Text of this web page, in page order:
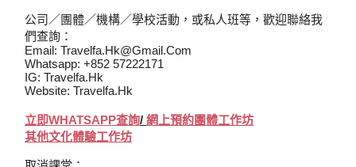
公司／團體／機構／學校活動，或私人班等，歡迎聯絡我
們查詢：
Email: Travelfa.hk@gmail.com
Whatsapp: +852 57222171
IG: Travelfa.hk
Website: Travelfa.hk
立即WHATSAPP查詢/網上預約團體工作坊
其他文化體驗工作坊